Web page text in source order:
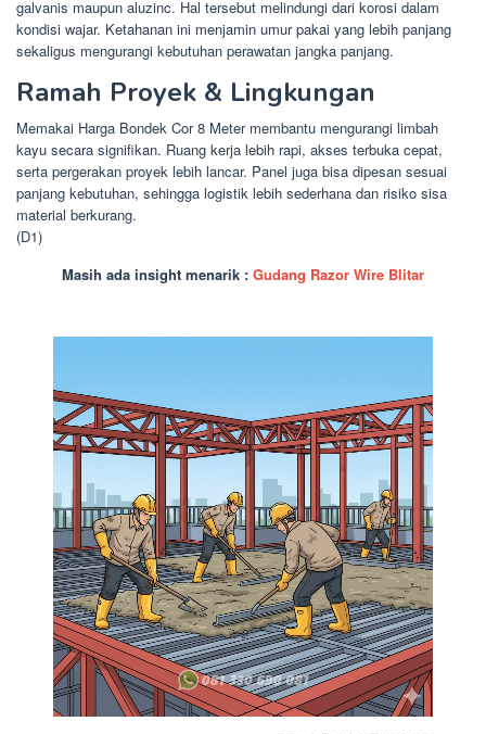
galvanis maupun aluzinc. Hal tersebut melindungi dari korosi dalam
kondisi wajar. Ketahanan ini menjamin umur pakai yang lebih panjang
sekaligus mengurangi kebutuhan perawatan jangka panjang.
Ramah Proyek & Lingkungan
Memakai Harga Bondek Cor 8 Meter membantu mengurangi limbah
kayu secara signifikan. Ruang kerja lebih rapi, akses terbuka cepat,
serta pergerakan proyek lebih lancar. Panel juga bisa dipesan sesuai
panjang kebutuhan, sehingga logistik lebih sederhana dan risiko sisa
material berkurang.
(D1)
Masih ada insight menarik : Gudang Razor Wire Blitar